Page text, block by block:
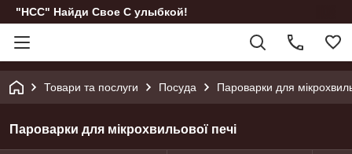
"НСС" Найди Свое С улыбкой!
Товари та послуги Посуда Пароварки для
Пароварки для мікрохвильової печі